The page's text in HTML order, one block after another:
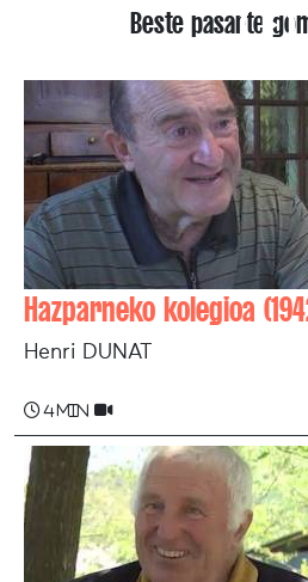
Beste pasarte
Hazparneko kolegioa
Henri DUNAT
4 min